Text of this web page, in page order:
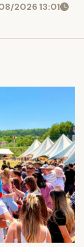
2026 13:01